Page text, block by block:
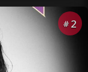
# 2